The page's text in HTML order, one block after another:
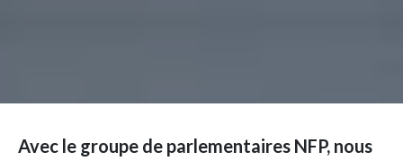
Avec le groupe de parlementaires NFP, nous